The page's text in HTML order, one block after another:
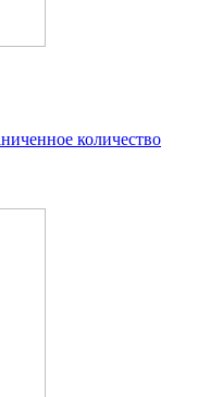
количество